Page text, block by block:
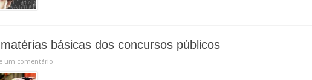
básicas dos concursos públicos
um comentário